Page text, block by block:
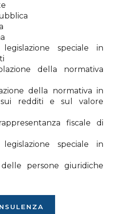
speciale in
della normativa
della normativa in
redditi e sul valore
fiscale di
speciale in
delle persone giuridiche